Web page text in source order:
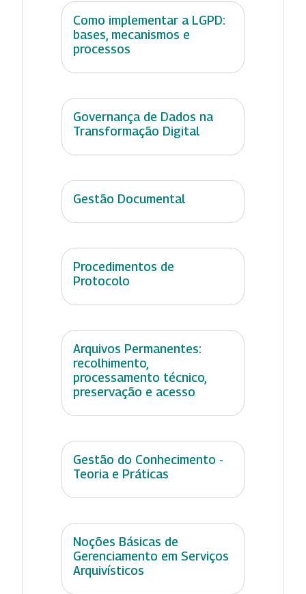
Como implementar a LGPD:
bases, mecanismos e
processos
Governança de Dados na
Transformação Digital
Gestão Documental
Procedimentos de
Protocolo
Arquivos Permanentes:
recolhimento,
processamento técnico,
preservação e acesso
Gestão do Conhecimento -
Teoria e Práticas
Noções Básicas de
Gerenciamento em Serviços
Arquivísticos